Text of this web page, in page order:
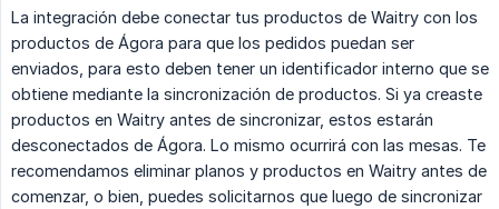
La integración debe conectar tus productos de Waitry con los
productos de Ágora para que los pedidos puedan ser
enviados, para esto deben tener un identificador interno que se
obtiene mediante la sincronización de productos. Si ya creaste
productos en Waitry antes de sincronizar, estos estarán
desconectados de Ágora. Lo mismo ocurrirá con las mesas. Te
recomendamos eliminar planos y productos en Waitry antes de
comenzar, o bien, puedes solicitarnos que luego de sincronizar